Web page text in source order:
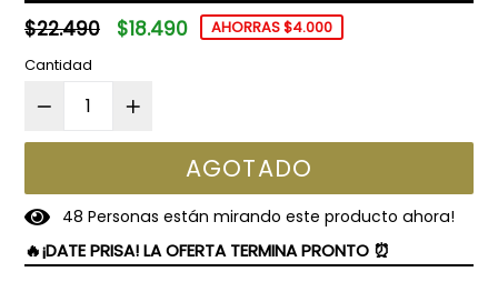
Precio
habitual
$22.490 $18.490
AHORRAS $4.000
Cantidad
AGOTADO
48 Personas están mirando este producto ahora!
🔥¡DATE PRISA! LA OFERTA TERMINA PRONTO ⏰